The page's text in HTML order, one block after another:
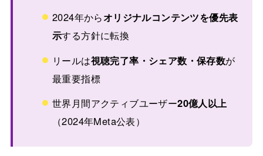
2024年からオリジナルコンテンツを優先表
示する方針に転換
リールは視聴完了率・シェア数・保存数が
最重要指標
世界月間アクティブユーザー20億人以上
（2024年Meta公表）